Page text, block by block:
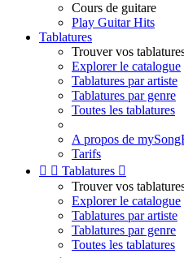
Cours de guitare
Play Guitar Hits
Tablatures
Trouver vos
Explorer le catalogue
Tablatures par artiste
Tablatures par genre
Toutes les tablatures
A propos de
Tarifs
  Tablatures 
Trouver vos
Explorer le catalogue
Tablatures par artiste
Tablatures par genre
Toutes les tablatures